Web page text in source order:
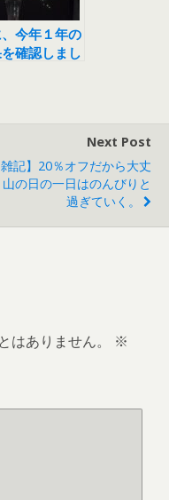
今年１年の
確認しまし
Next Post
雑記】20％オフだから大丈
の日の一日はのんびりと
過ぎていく。
はありません。
※